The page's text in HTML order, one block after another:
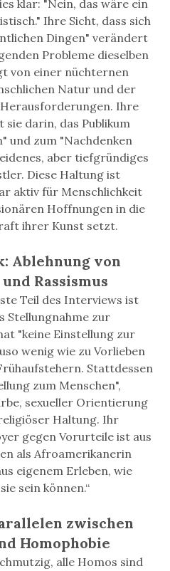
klar: "Nein, das wäre ein
Ihre Sicht, dass sich
Dingen" verändert
Probleme dieselben
von einer nüchternen
Natur und der
Ihre
sie darin, das Publikum
und zum "Nachdenken
aber tiefgründiges
Diese Haltung ist
aktiv für Menschlichkeit
Hoffnungen in die
ihrer Kunst setzt.
Ablehnung von
Rassismus
Teil des Interviews ist
Stellungnahme zur
"keine Einstellung zur
wenig wie zu Vorlieben
Stattdessen
zum Menschen",
sexueller Orientierung
Haltung. Ihr
gegen Vorurteile ist aus
als Afroamerikanerin
eigenem Erleben, wie
sein können.“
zwischen
Homophobie
alle Homos sind